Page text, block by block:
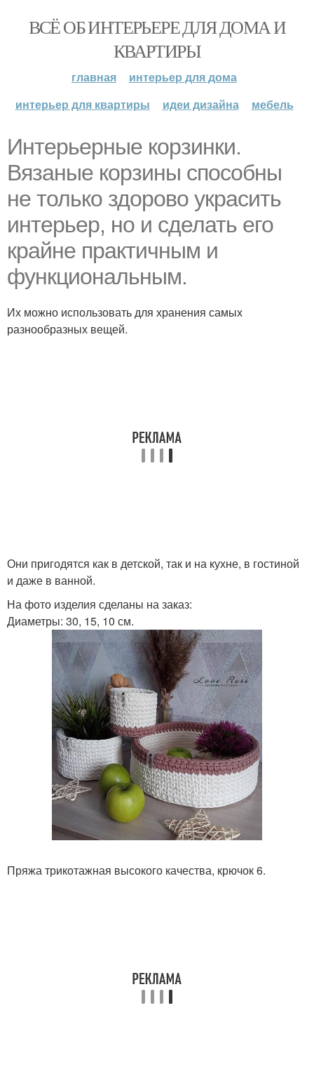
ВСЁ ОБ ИНТЕРЬЕРЕ ДЛЯ ДОМА И
КВАРТИРЫ
главная
интерьер для дома
интерьер для квартиры
идеи дизайна мебель
Интерьерные корзинки.
Вязаные корзины способны
не только здорово украсить
интерьер, но и сделать его
крайне практичным и
функциональным.
Их можно использовать для хранения самых
разнообразных вещей.
Они пригодятся как в детской, так и на кухне, в гостиной
и даже в ванной.
На фото изделия сделаны на заказ:
Диаметры: 30, 15, 10 см.
Пряжа трикотажная высокого качества, крючок 6.